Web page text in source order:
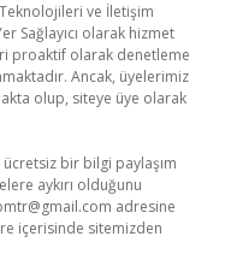
Teknolojileri ve İletişim
Sağlayıcı olarak hizmet
proaktif olarak denetleme
Ancak, üyelerimiz
olup, siteye üye olarak
bir bilgi paylaşım
aykırı olduğunu
adresine
içerisinde sitemizden